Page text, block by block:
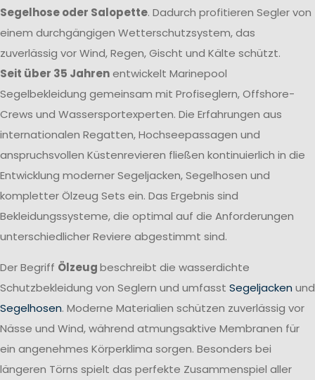
Segelhose oder Salopette. Dadurch profitieren Segler von
einem durchgängigen Wetterschutzsystem, das
zuverlässig vor Wind, Regen, Gischt und Kälte schützt.
Seit über 35 Jahrenentwickelt Marinepool
Segelbekleidung gemeinsam mit Profiseglern, Offshore-
Crews und Wassersportexperten. Die Erfahrungen aus
internationalen Regatten, Hochseepassagen und
anspruchsvollen Küstenrevieren fließen kontinuierlich in die
Entwicklung moderner Segeljacken, Segelhosen und
kompletter Ölzeug Sets ein. Das Ergebnis sind
Bekleidungssysteme, die optimal auf die Anforderungen
unterschiedlicher Reviere abgestimmt sind.
Der Begriff Ölzeugbeschreibt die wasserdichte
Schutzbekleidung von Seglern und umfasst Segeljacken und
Segelhosen. Moderne Materialien schützen zuverlässig vor
Nässe und Wind, während atmungsaktive Membranen für
ein angenehmes Körperklima sorgen. Besonders bei
längeren Törns spielt das perfekte Zusammenspiel aller